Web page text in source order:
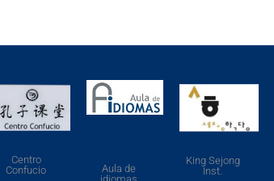
Centro
Confucio
Aula de
idiomas
King Sejong
Inst.